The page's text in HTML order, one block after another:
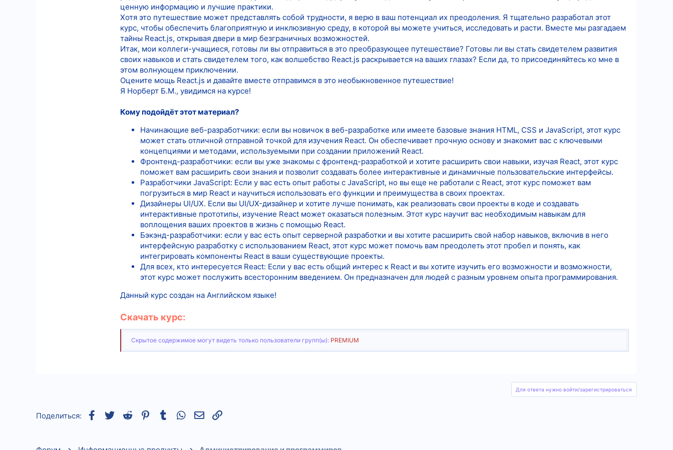
ценную информацию и лучшие практики.
Хотя это путешествие может представлять собой трудности, я верю в ваш потенциал их преодоления. Я тщательно разработал этот
курс, чтобы обеспечить благоприятную и инклюзивную среду, в которой вы можете учиться, исследовать и расти. Вместе мы разгадаем
тайны React.js, открывая двери в мир безграничных возможностей.
Итак, мои коллеги-учащиеся, готовы ли вы отправиться в это преобразующее путешествие? Готовы ли вы стать свидетелем развития
своих навыков и стать свидетелем того, как волшебство React.js раскрывается на ваших глазах? Если да, то присоединяйтесь ко мне в
этом волнующем приключении.
Оцените мощь React.js и давайте вместе отправимся в это необыкновенное путешествие!
Я Норберт Б.М., увидимся на курсе!
Кому подойдёт этот материал?
Начинающие веб-разработчики: если вы новичок в веб-разработке или имеете базовые знания HTML, CSS и JavaScript, этот курс
может стать отличной отправной точкой для изучения React. Он обеспечивает прочную основу и знакомит вас с ключевыми
концепциями и методами, используемыми при создании приложений React.
Фронтенд-разработчики: если вы уже знакомы с фронтенд-разработкой и хотите расширить свои навыки, изучая React, этот курс
поможет вам расширить свои знания и позволит создавать более интерактивные и динамичные пользовательские интерфейсы.
Разработчики JavaScript: Если у вас есть опыт работы с JavaScript, но вы еще не работали с React, этот курс поможет вам
погрузиться в мир React и научиться использовать его функции и преимущества в своих проектах.
Дизайнеры UI/UX. Если вы UI/UX-дизайнер и хотите лучше понимать, как реализовать свои проекты в коде и создавать
интерактивные прототипы, изучение React может оказаться полезным. Этот курс научит вас необходимым навыкам для
воплощения ваших проектов в жизнь с помощью React.
Бэкэнд-разработчики: если у вас есть опыт серверной разработки и вы хотите расширить свой набор навыков, включив в него
интерфейсную разработку с использованием React, этот курс может помочь вам преодолеть этот пробел и понять, как
интегрировать компоненты React в ваши существующие проекты.
Для всех, кто интересуется React: Если у вас есть общий интерес к React и вы хотите изучить его возможности и возможности,
этот курс может послужить всесторонним введением. Он предназначен для людей с разным уровнем опыта программирования.
Данный курс создан на Английском языке!
Скачать курс:
Скрытое содержимое могут видеть только пользователи групп(ы): PREMIUM
Для ответа нужно войти/зарегистрироваться
Поделиться: Facebook
TwitterReddit Pinterest
TumblrWhatsAppЭлектронная почта
Ссылка